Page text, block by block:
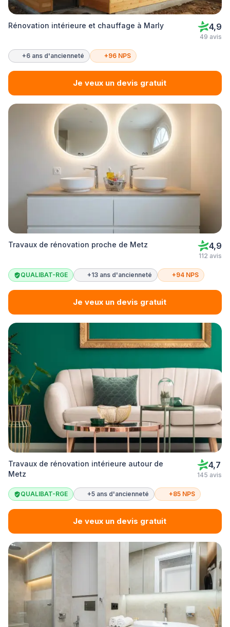
Rénovation intérieure et chauffage à Marly 4,9
49 avis
+6 ans d'ancienneté +96 NPS
Je veux un devis gratuit
Travaux de rénovation proche de Metz 4,9
112 avis
QUALIBAT-RGE +13 ans d'ancienneté +94 NPS
Je veux un devis gratuit
Travaux de rénovation intérieure autour de
Metz
4,7
145 avis
QUALIBAT-RGE +5 ans d'ancienneté +85 NPS
Je veux un devis gratuit